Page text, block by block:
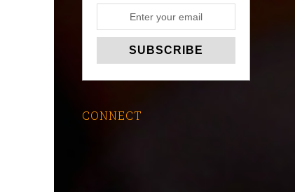
CONNECT